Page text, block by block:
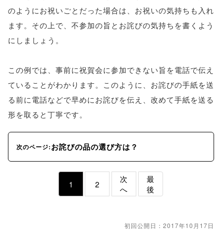
のようにお祝いごとだった場合は、お祝いの気持ちも入れ
ます。その上で、不参加の旨とお詫びの気持ちを書くよう
にしましょう。
この例では、事前に祝賀会に参加できない旨を電話で伝え
ていることがわかります。このように、お詫びの手紙を送
る前に電話などで早めにお詫びを伝え、改めて手紙を送る
形を取ると丁寧です。
次のページ:お詫びの品の選び方は？
1 2
次
へ
最
後
初回公開日：2017年10月17日